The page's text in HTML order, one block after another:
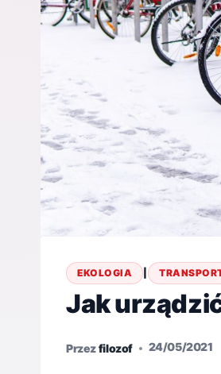
EKOLOGIA |
Jak
Przezfilozof 24/05/2021